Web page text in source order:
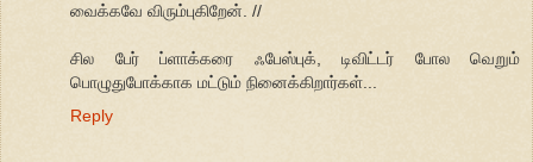
வைக்கவே விரும்புகிறேன். //
சில பேர் ப்ளாக்கரை ஃபேஸ்புக், டிவிட்டர் போல வெறும்
பொழுதுபோக்காக மட்டும் நினைக்கிறார்கள்...
Reply